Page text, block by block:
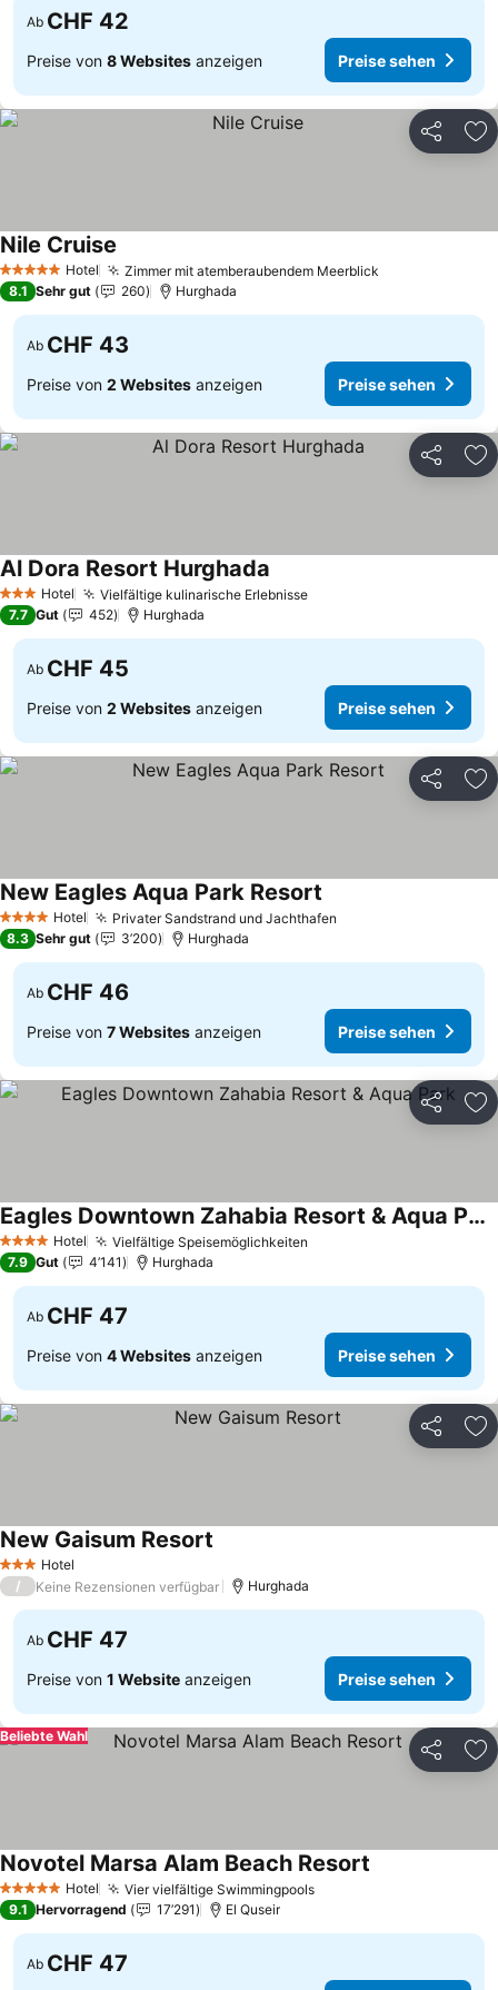
Ab CHF 42
Preise von 8 Websites anzeigen Preise sehen
Teilen
5 Sterne Hotel Zimmer mit atemberaubendem Meerblick
Nile Cruise
8.1 Sehr gut 260 Hurghada
Ab CHF 43
Preise von 2 Websites anzeigen Preise sehen
Teilen
3 SterneHotel Vielfältige kulinarische Erlebnisse
Al Dora Resort Hurghada
7.7 Gut 452 Hurghada
Ab CHF 45
Preise von 2 Websites anzeigen Preise sehen
Teilen
4 Sterne Hotel Privater Sandstrand und Jachthafen
New Eagles Aqua Park Resort
8.3 Sehr gut 3’200 Hurghada
Ab CHF 46
Preise von 7 Websites anzeigen Preise sehen
Teilen
4 Sterne Hotel Vielfältige Speisemöglichkeiten
Eagles Downtown Zahabia Resort & Aqua Park
7.9 Gut 4’141 Hurghada
Ab CHF 47
Preise von 4 Websites anzeigen Preise sehen
Teilen
3 SterneHotel
New Gaisum Resort
/ Keine Rezensionen verfügbar Hurghada
Ab CHF 47
Preise von 1 Website anzeigen Preise sehen
Teilen
Beliebte Wahl
5 Sterne Hotel Vier vielfältige Swimmingpools
Novotel Marsa Alam Beach Resort
9.1 Hervorragend 17’291 El Quseir
Ab CHF 47